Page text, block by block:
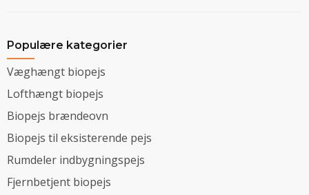
Populære kategorier
Væghængt biopejs
Lofthængt biopejs
Biopejs brændeovn
Biopejs til eksisterende pejs
Rumdeler indbygningspejs
Fjernbetjent biopejs